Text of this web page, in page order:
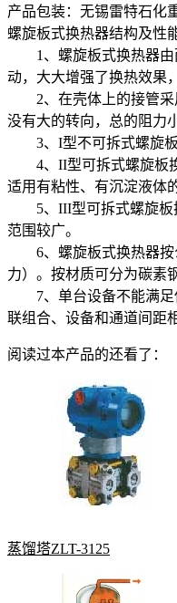
产品包装：无锡雷特石化
螺旋板式换热器结构及性
1、螺旋板式换热器由
动，大大增强了换热效果
2、在壳体上的接管采
没有大的转向，总的阻力
3、I型不可拆式螺旋板
4、II型可拆式螺旋板换
适用有粘性、有沉淀液体
5、III型可拆式螺旋板换
范围较广。
6、螺旋板式换热器按公
力）。按材质可分为碳素
7、单台设备不能满足
联组合、设备和通道间距
阅读过本产品的还看了：
蒸馏塔ZLT-3125